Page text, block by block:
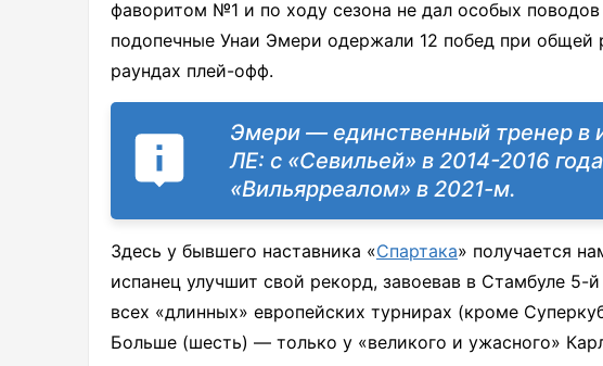
фаворитом №1 и по ходу сезона не дал особых
подопечные Унаи Эмери одержали 12 побед при общей
раундах плей-офф.
Эмери — единственный тренер
ЛЕ: с «Севильей» в 2014-2016
«Вильярреалом» в 2021-м.
Здесь у бывшего наставника «Спартака» получается
испанец улучшит свой рекорд, завоевав в Стамбуле 5-
всех «длинных» европейских турнирах (кроме
Больше (шесть) — только у «великого и ужасного»